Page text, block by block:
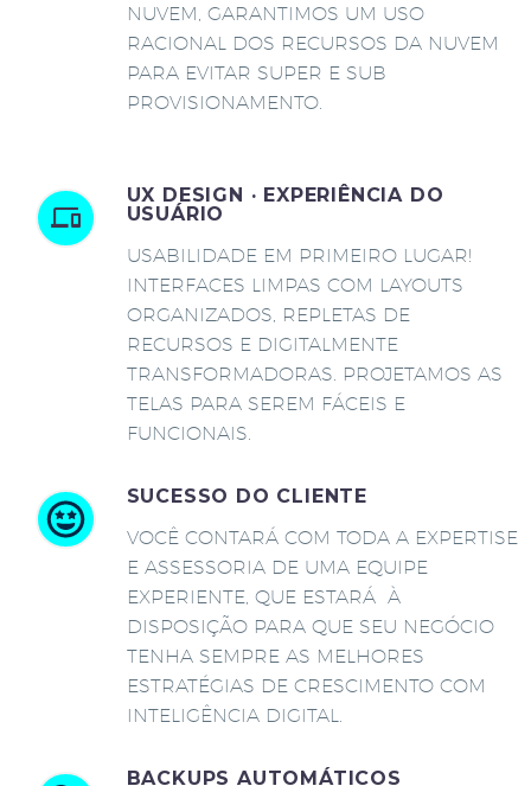
NUVEM, GARANTIMOS UM USO
RACIONAL DOS RECURSOS DA NUVEM
PARA EVITAR SUPER E SUB
PROVISIONAMENTO.
UX DESIGN · EXPERIÊNCIA DO
USUÁRIO
USABILIDADE EM PRIMEIRO LUGAR!
INTERFACES LIMPAS COM LAYOUTS
ORGANIZADOS, REPLETAS DE
RECURSOS E DIGITALMENTE
TRANSFORMADORAS. PROJETAMOS AS
TELAS PARA SEREM FÁCEIS E
FUNCIONAIS.
SUCESSO DO CLIENTE
VOCÊ CONTARÁ COM TODA A EXPERTISE
E ASSESSORIA DE UMA EQUIPE
EXPERIENTE, QUE ESTARÁ À
DISPOSIÇÃO PARA QUE SEU NEGÓCIO
TENHA SEMPRE AS MELHORES
ESTRATÉGIAS DE CRESCIMENTO COM
INTELIGÊNCIA DIGITAL.
BACKUPS AUTOMÁTICOS